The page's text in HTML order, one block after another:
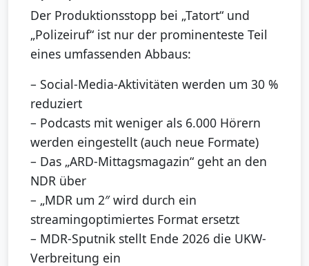
Der Produktionsstopp bei „Tatort“ und
„Polizeiruf“ ist nur der prominenteste Teil
eines umfassenden Abbaus:
– Social-Media-Aktivitäten werden um 30 %
reduziert
– Podcasts mit weniger als 6.000 Hörern
werden eingestellt (auch neue Formate)
– Das „ARD-Mittagsmagazin“ geht an den
NDR über
– „MDR um 2″ wird durch ein
streamingoptimiertes Format ersetzt
– MDR-Sputnik stellt Ende 2026 die UKW-
Verbreitung ein